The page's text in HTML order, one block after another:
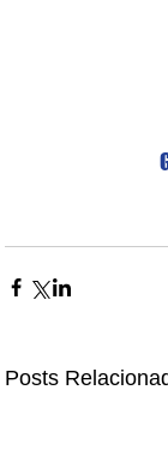
Posts